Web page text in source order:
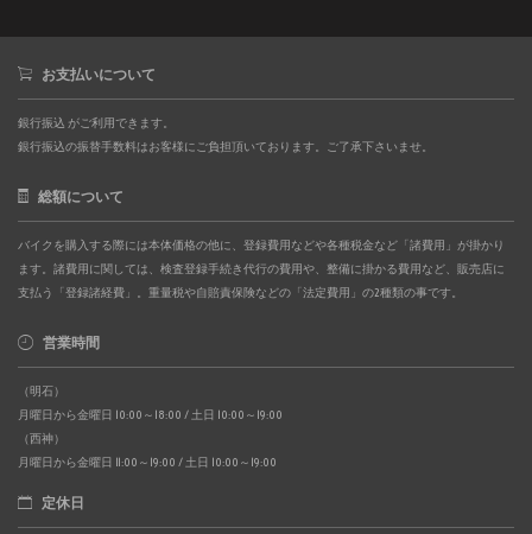
お支払いについて
銀行振込 がご利用できます。
銀行振込の振替手数料はお客様にご負担頂いております。ご了承下さいませ。
総額について
バイクを購入する際には本体価格の他に、登録費用などや各種税金など「諸費用」が掛かり
ます。諸費用に関しては、検査登録手続き代行の費用や、整備に掛かる費用など、販売店に
支払う「登録諸経費」。重量税や自賠責保険などの「法定費用」の2種類の事です。
営業時間
（明石）
月曜日から金曜日 10:00～18:00 / 土日 10:00～19:00
（西神）
月曜日から金曜日 11:00～19:00 / 土日 10:00～19:00
定休日